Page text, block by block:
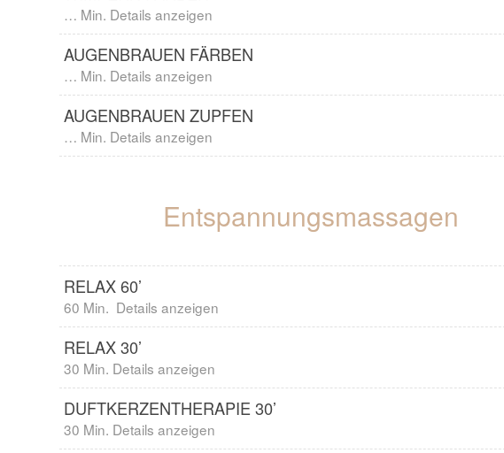
… Min. Details anzeigen
AUGENBRAUEN FÄRBEN
… Min. Details anzeigen
AUGENBRAUEN ZUPFEN
… Min. Details anzeigen
Entspannungsmassagen
RELAX 60’
60 Min. Details anzeigen
RELAX 30’
30 Min. Details anzeigen
DUFTKERZENTHERAPIE 30’
30 Min. Details anzeigen